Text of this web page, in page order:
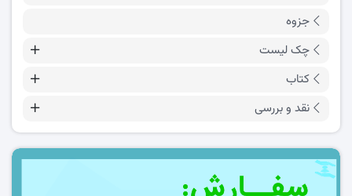
جزوه
چک لیست
کتاب
نقد و بررسی